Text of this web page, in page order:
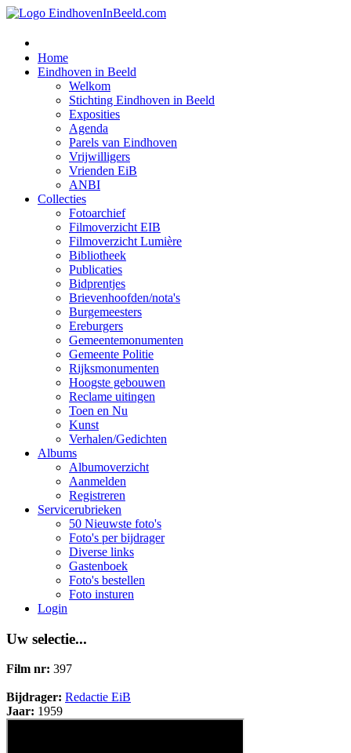
Home
Eindhoven in Beeld
Welkom
Stichting Eindhoven in Beeld
Exposities
Agenda
Parels van Eindhoven
Vrijwilligers
Vrienden EiB
ANBI
Collecties
Fotoarchief
Filmoverzicht EIB
Filmoverzicht Lumière
Bibliotheek
Publicaties
Bidprentjes
Brievenhoofden/nota's
Burgemeesters
Ereburgers
Gemeentemonumenten
Gemeente Politie
Rijksmonumenten
Hoogste gebouwen
Reclame uitingen
Toen en Nu
Kunst
Verhalen/Gedichten
Albums
Albumoverzicht
Aanmelden
Registreren
Servicerubrieken
50 Nieuwste foto's
Foto's per bijdrager
Diverse links
Gastenboek
Foto's bestellen
Foto insturen
Login
Uw selectie...
Film nr: 397
Bijdrager: Redactie EiB
Jaar: 1959